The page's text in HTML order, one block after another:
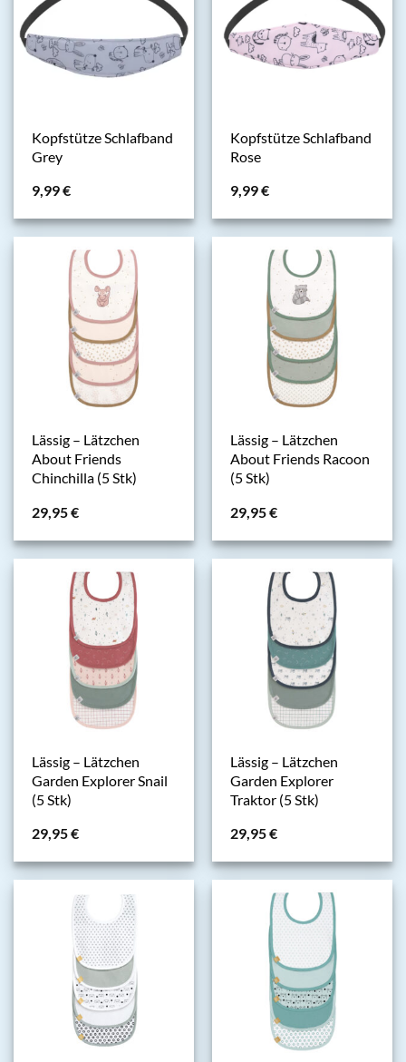
Kopfstütze Schlafband
Grey
9,99€
Kopfstütze Schlafband
Rose
9,99€
Lässig – Lätzchen
About Friends
Chinchilla (5 Stk)
29,95€
Lässig – Lätzchen
About Friends Racoon
(5 Stk)
29,95€
Lässig – Lätzchen
Garden Explorer Snail
(5 Stk)
29,95€
Lässig – Lätzchen
Garden Explorer
Traktor (5 Stk)
29,95€